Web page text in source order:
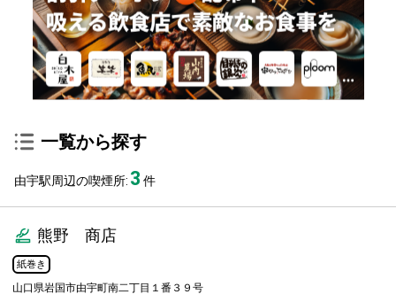
一覧から探す
由宇駅周辺の喫煙所: 3 件
熊野 商店
紙巻き
山口県岩国市由宇町南二丁目１番３９号